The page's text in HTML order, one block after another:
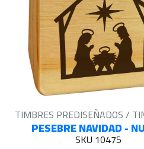
TIMBRES PREDISEÑADOS /
PESEBRE NAVIDAD -
SKU 10475